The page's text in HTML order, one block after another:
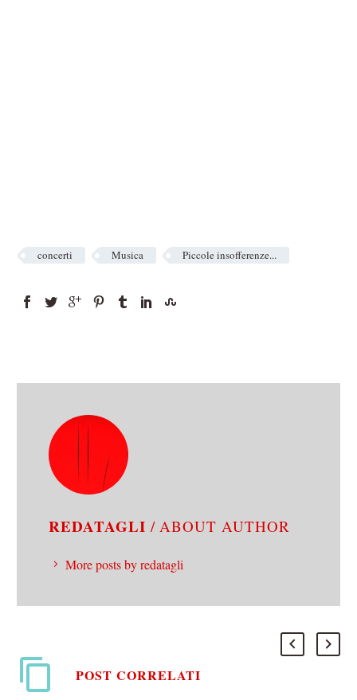
concerti Musica Piccole insofferenze...
REDATAGLI / ABOUT AUTHOR
More posts by redatagli
POST CORRELATI